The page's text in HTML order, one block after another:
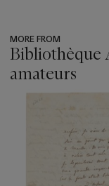
MORE FROM
Bibliothèque
amateurs